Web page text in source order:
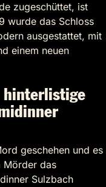
zugeschüttet, ist
wurde das Schloss
ausgestattet, mit
einem neuen
hinterlistige
geschehen und es
Mörder das
Sulzbach